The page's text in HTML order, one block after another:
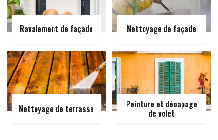
Ravalement de façade Nettoyage de façade
Nettoyage de terrasse Peinture et décapage
de volet